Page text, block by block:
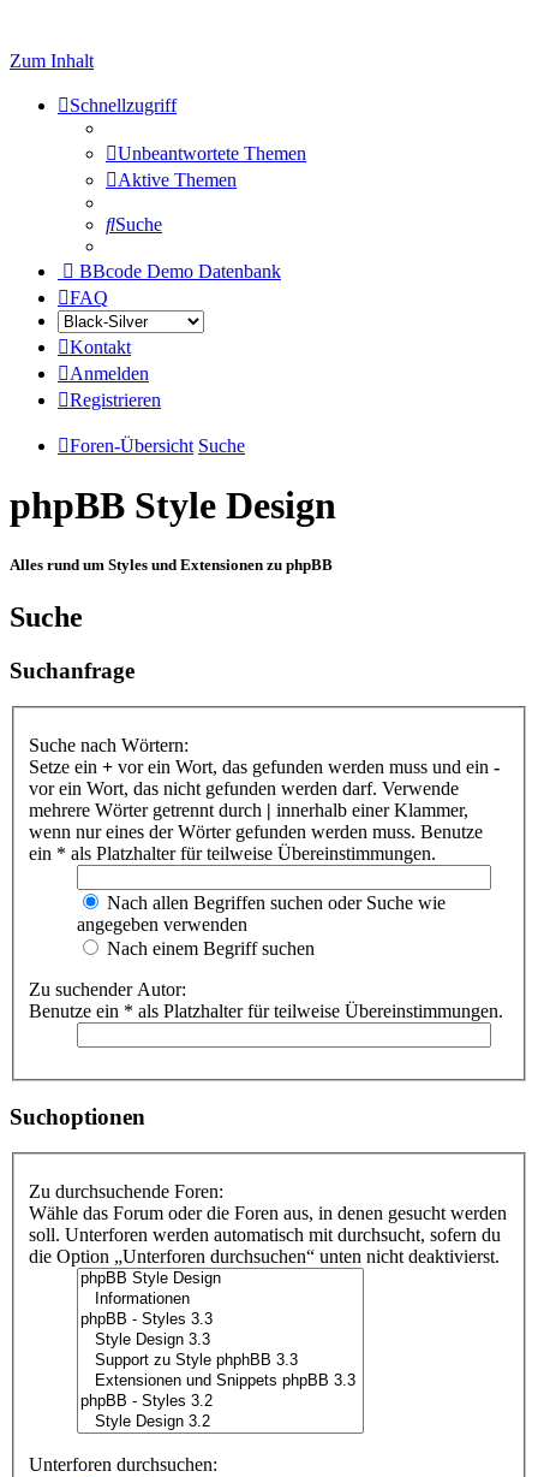
Zum Inhalt
Schnellzugriff
Unbeantwortete Themen
Aktive Themen
Suche
BBcode Demo Datenbank
FAQ
Kontakt
Anmelden
Registrieren
Foren-Übersicht Suche
phpBB Style Design
Alles rund um Styles und Extensionen zu phpBB
Suche
Suchanfrage
Suche nach Wörtern:
Setze ein + vor ein Wort, das gefunden werden muss und ein -
vor ein Wort, das nicht gefunden werden darf. Verwende
mehrere Wörter getrennt durch | innerhalb einer Klammer,
wenn nur eines der Wörter gefunden werden muss. Benutze
ein * als Platzhalter für teilweise Übereinstimmungen.
Nach allen Begriffen suchen oder Suche wie
angegeben verwenden
Nach einem Begriff suchen
Zu suchender Autor:
Benutze ein * als Platzhalter für teilweise Übereinstimmungen.
Suchoptionen
Zu durchsuchende Foren:
Wähle das Forum oder die Foren aus, in denen gesucht werden
soll. Unterforen werden automatisch mit durchsucht, sofern du
die Option „Unterforen durchsuchen“ unten nicht deaktivierst.
Unterforen durchsuchen: